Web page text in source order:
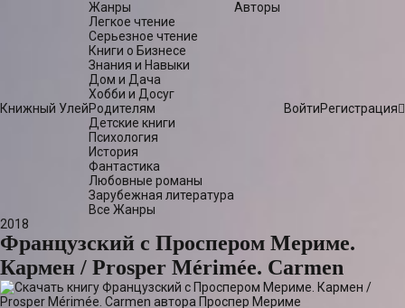
Книжный Улей
Жанры
Легкое чтение
Серьезное чтение
Книги о Бизнесе
Знания и Навыки
Дом и Дача
Хобби и Досуг
Родителям
Детские книги
Психология
История
Фантастика
Любовные романы
Зарубежная литература
Все Жанры
Авторы
ВойтиРегистрация
Французский с Проспером Мериме.
Кармен / Prosper Mérimée. Carmen
2018